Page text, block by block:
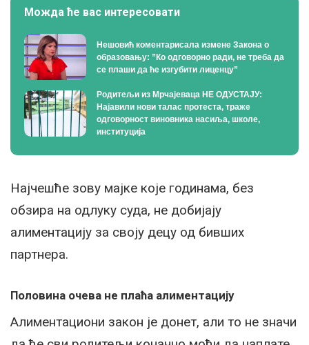
Можда ће вас интересовати
Нешовић коментарисала измене Закона о
образовању: ”Ко одговорно ради, не треба да
се плаши да ће изгубити лиценцу”
Родитељи из Мрчајеваца НЕ ОДУСТАЈУ:
Најавили нови талас протеста, траже
одговорност виновника насиља, школе,
институција
Најчешће зову мајке које годинама, без
обзира на одлуку суда, не добијају
алиментацију за своју децу од бивших
партнера.
Половина очева не плаћа алиментацију
Алиментациони закон је донет, али то не значи